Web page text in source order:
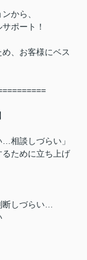
から、
ポート！
、お客様にベス
…相談しづらい」
ために立ち上げ
断しづらい…